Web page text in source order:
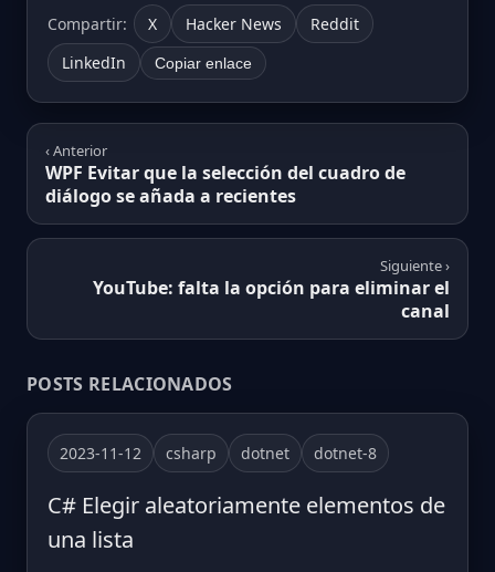
Compartir: X Hacker News
Reddit
LinkedIn
Copiar enlace
‹ Anterior
WPF Evitar que la selección del cuadro de
diálogo se añada a recientes
Siguiente ›
YouTube: falta la opción para eliminar el
canal
POSTS RELACIONADOS
2023-11-12 csharp dotnet dotnet-8
C# Elegir aleatoriamente elementos de
una lista